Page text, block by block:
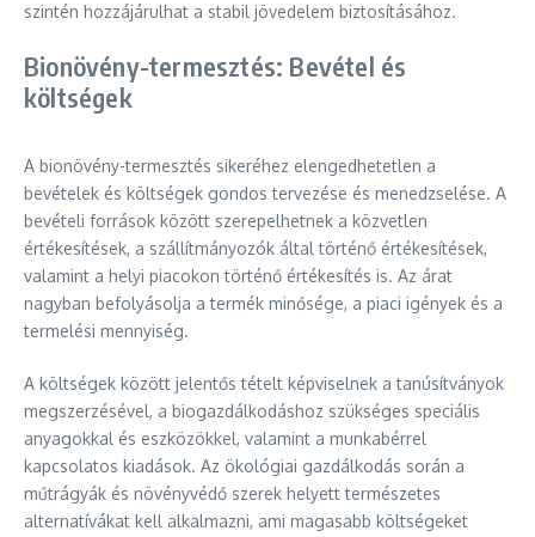
szintén hozzájárulhat a stabil jövedelem biztosításához.
Bionövény-termesztés: Bevétel és
költségek
A bionövény-termesztés sikeréhez elengedhetetlen a
bevételek és költségek gondos tervezése és menedzselése. A
bevételi források között szerepelhetnek a közvetlen
értékesítések, a szállítmányozók által történő értékesítések,
valamint a helyi piacokon történő értékesítés is. Az árat
nagyban befolyásolja a termék minősége, a piaci igények és a
termelési mennyiség.
A költségek között jelentős tételt képviselnek a tanúsítványok
megszerzésével, a biogazdálkodáshoz szükséges speciális
anyagokkal és eszközökkel, valamint a munkabérrel
kapcsolatos kiadások. Az ökológiai gazdálkodás során a
műtrágyák és növényvédő szerek helyett természetes
alternatívákat kell alkalmazni, ami magasabb költségeket